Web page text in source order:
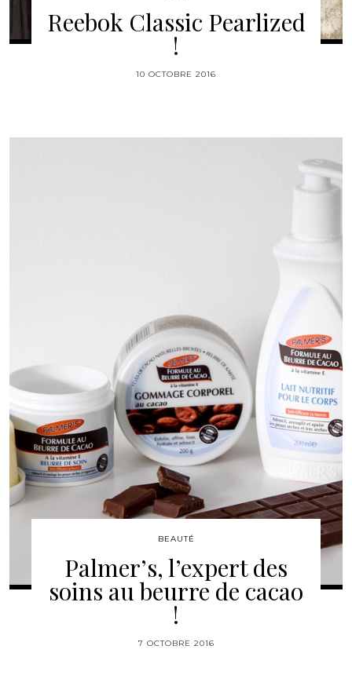
Reebok Classic Pearlized
!
10 OCTOBRE 2016
BEAUTÉ
Palmer’s, l’expert des
soins au beurre de cacao
!
7 OCTOBRE 2016